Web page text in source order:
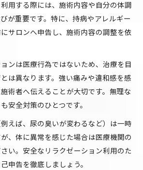
用する際には、施術内容や自分の体調
が重要です。特に、持病やアレルギー
サロンへ申告し、施術内容の調整を依
ンは医療行為ではないため、治療を目
は異なります。強い痛みや違和感を感
術者へ伝えることが大切です。無理な
安全対策のひとつです。
えば、尿の臭いが変わるなど）は一時
、体に異常を感じた場合は医療機関の
い。安全なリラクゼーション利用のた
申告を徹底しましょう。